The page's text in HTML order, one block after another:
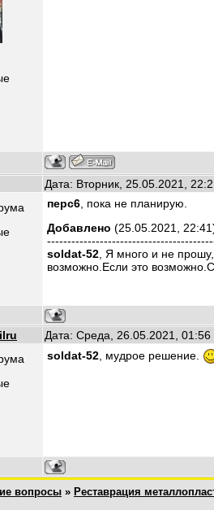
Дата: Вторник, 25.05.2021,
перс6 , пока не планирую.
Добавлено (25.05.2021,
soldat-52, Я много и не
возможно.Если это
Дата: Среда, 26.05.2021,
soldat-52 , мудрое решение.
вопросы » Реставрация